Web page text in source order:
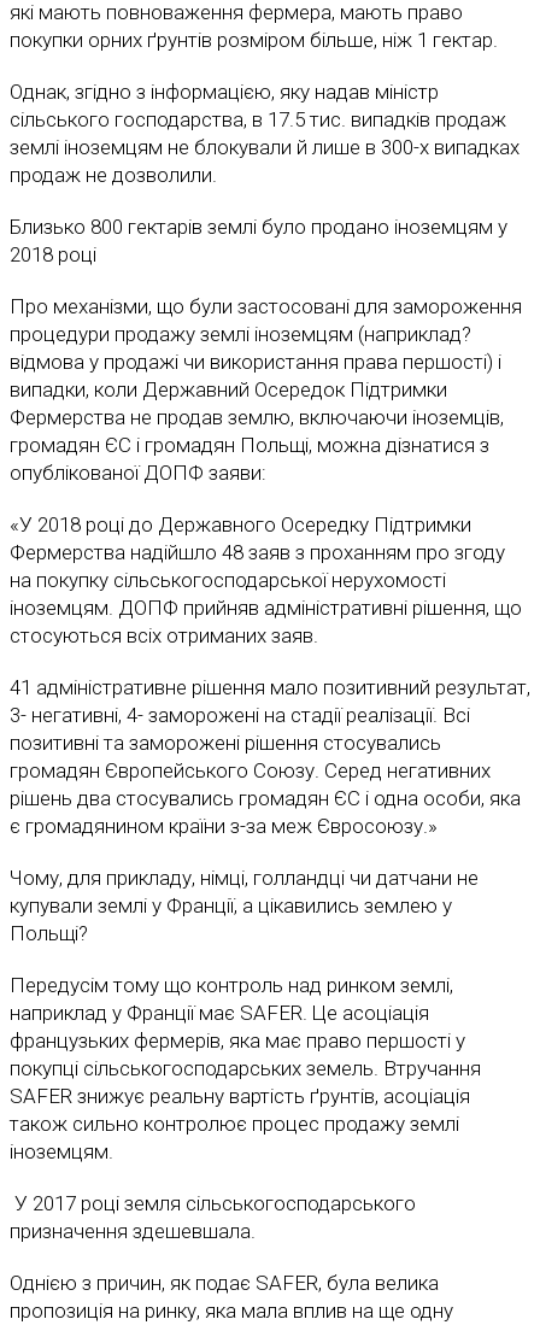
які мають повноваження фермера, мають право
покупки орних ґрунтів розміром більше, ніж 1 гектар.
Однак, згідно з інформацією, яку надав міністр
сільського господарства, в 17.5 тис. випадків продаж
землі іноземцям не блокували й лише в 300-х випадках
продаж не дозволили.
Близько 800 гектарів землі було продано іноземцям у
2018 році
Про механізми, що були застосовані для замороження
процедури продажу землі іноземцям (наприклад?
відмова у продажі чи використання права першості) і
випадки, коли Державний Осередок Підтримки
Фермерства не продав землю, включаючи іноземців,
громадян ЄС і громадян Польщі, можна дізнатися з
опублікованої ДОПФ заяви:
«У 2018 році до Державного Осередку Підтримки
Фермерства надійшло 48 заяв з проханням про згоду
на покупку сільськогосподарської нерухомості
іноземцям. ДОПФ прийняв адміністративні рішення, що
стосуються всіх отриманих заяв.
41 адміністративне рішення мало позитивний результат,
3- негативні, 4- заморожені на стадії реалізації. Всі
позитивні та заморожені рішення стосувались
громадян Європейського Союзу. Серед негативних
рішень два стосувались громадян ЄС і одна особи, яка
є громадянином країни з-за меж Євросоюзу.»
Чому, для прикладу, німці, голландці чи датчани не
купували землі у Франції, а цікавились землею у
Польщі?
Передусім тому що контроль над ринком землі,
наприклад у Франції має SAFER. Це асоціація
французьких фермерів, яка має право першості у
покупці сільськогосподарських земель. Втручання
SAFER знижує реальну вартість ґрунтів, асоціація
також сильно контролює процес продажу землі
іноземцям.
У 2017 році земля сільськогосподарського
призначення здешевшала.
Однією з причин, як подає SAFER, була велика
пропозиція на ринку, яка мала вплив на ще одну